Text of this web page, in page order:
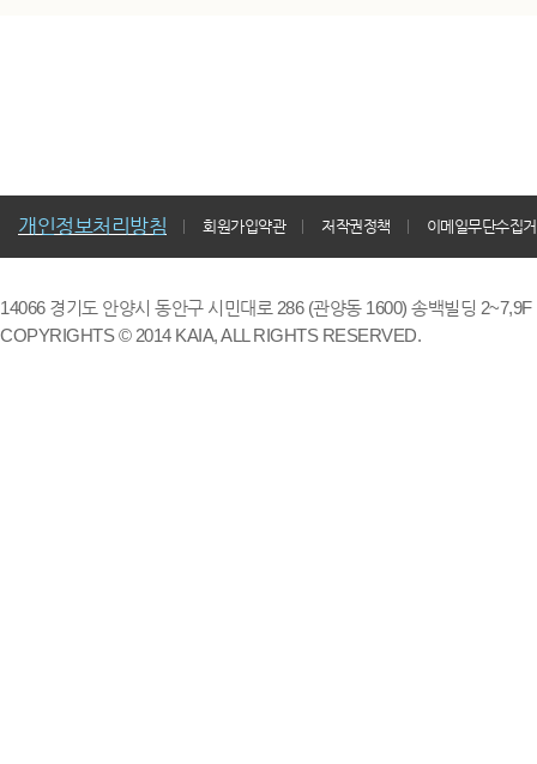
개인정보처리방침 회원가입약관 저작권정책 이메일무단수집
14066 경기도 안양시 동안구 시민대로 286 (관양동 1600) 송백빌딩
COPYRIGHTS © 2014 KAIA, ALL RIGHTS RESERVED.